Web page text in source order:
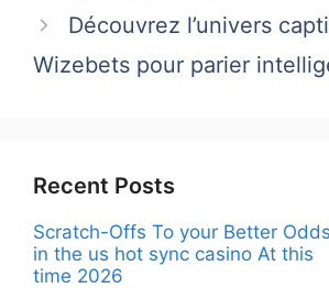
Découvrez l’univers
Wizebets pour parier
Recent Posts
Scratch-Offs To your Better Odds
in the us hot sync casino At this
time 2026